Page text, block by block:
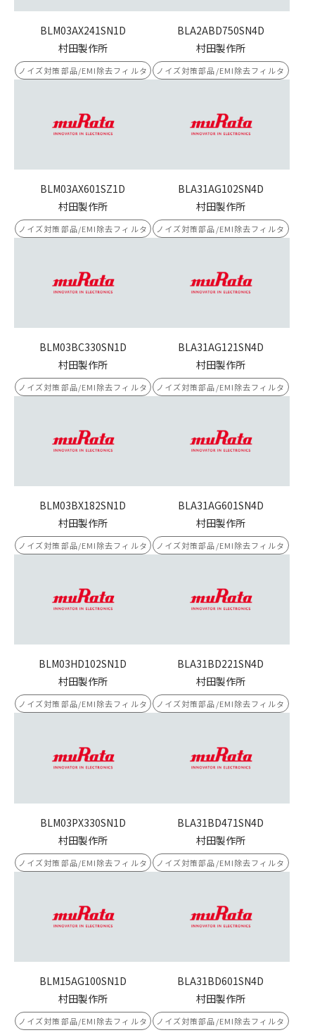
BLM03AX241SN1D
村田製作所
ノイズ対策部品/EMI除去フィルタ
BLA2ABD750SN4D
村田製作所
ノイズ対策部品/EMI除去フィルタ
BLM03AX601SZ1D
村田製作所
ノイズ対策部品/EMI除去フィルタ
BLA31AG102SN4D
村田製作所
ノイズ対策部品/EMI除去フィルタ
BLM03BC330SN1D
村田製作所
ノイズ対策部品/EMI除去フィルタ
BLA31AG121SN4D
村田製作所
ノイズ対策部品/EMI除去フィルタ
BLM03BX182SN1D
村田製作所
ノイズ対策部品/EMI除去フィルタ
BLA31AG601SN4D
村田製作所
ノイズ対策部品/EMI除去フィルタ
BLM03HD102SN1D
村田製作所
ノイズ対策部品/EMI除去フィルタ
BLA31BD221SN4D
村田製作所
ノイズ対策部品/EMI除去フィルタ
BLM03PX330SN1D
村田製作所
ノイズ対策部品/EMI除去フィルタ
BLA31BD471SN4D
村田製作所
ノイズ対策部品/EMI除去フィルタ
BLM15AG100SN1D
村田製作所
ノイズ対策部品/EMI除去フィルタ
BLA31BD601SN4D
村田製作所
ノイズ対策部品/EMI除去フィルタ